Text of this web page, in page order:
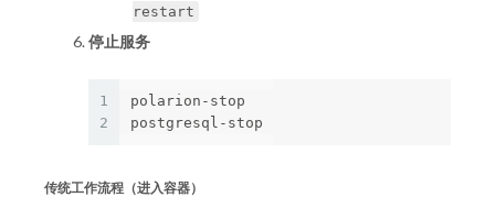
restart
停止服务
1
2
polarion-stop
传统工作流程（进入容器）